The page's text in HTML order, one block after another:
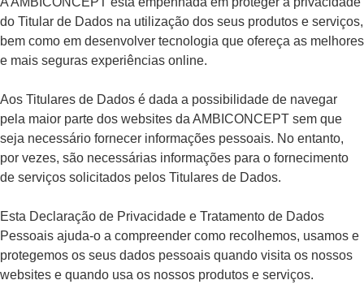
do Titular de Dados na utilização dos seus produtos e serviços,
bem como em desenvolver tecnologia que ofereça as melhores
e mais seguras experiências online.
Aos Titulares de Dados é dada a possibilidade de navegar
pela maior parte dos websites da AMBICONCEPT sem que
seja necessário fornecer informações pessoais. No entanto,
por vezes, são necessárias informações para o fornecimento
de serviços solicitados pelos Titulares de Dados.
Esta Declaração de Privacidade e Tratamento de Dados
Pessoais ajuda-o a compreender como recolhemos, usamos e
protegemos os seus dados pessoais quando visita os nossos
websites e quando usa os nossos produtos e serviços.